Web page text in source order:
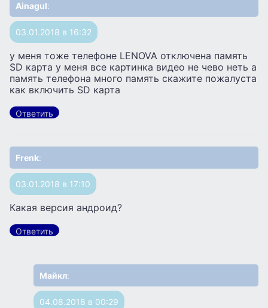
Ainagul:
03.01.2018 в 16:32
у меня тоже телефоне LENOVA отключена память
SD карта у меня все картинка видео не чево неть а
память телефона много память скажите пожалуста
как включить SD карта
Ответить
Frenk:
03.01.2018 в 17:10
Какая версия андроид?
Ответить
Майкл:
04.08.2018 в 00:29